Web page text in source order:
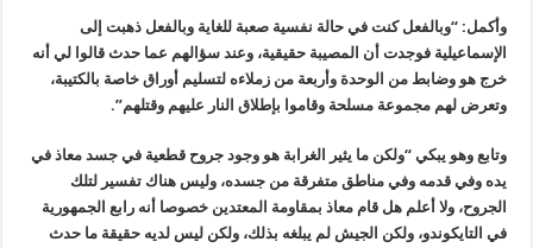
وأكمل: “وبالفعل كنت في حالة نفسية صعبة للغاية وبالفعل ذهبت إلى
الإسماعيلية فوجدت أن المصيبة حقيقية، وعند سؤالهم عما حدث قالوا لي أنه
خرج هو وضابط من الوحدة وأربعة من زملاءه لتسليم أوراق خاصة بالكتيبة،
وتعرض لهم مجموعة مسلحة وقاموا بإطلاق النار عليهم وقتلهم”.
وتابع وهو يبكي “ولكن ما يثير الغرابة هو وجود جروح قطعية في جسد معاذ في
يده وفي قدمه وفي مناطق متفرقة من جسده، وليس هناك تفسير لتلك
الجروح، ولا أعلم هل قام معاذ بمقاومة المعتدين خصوصا أنه رابع الجمهورية
في التايكوندو، ولكن الجيش لم يبلغه بذلك، ولكن ليس لديه حقيقة ما حدث